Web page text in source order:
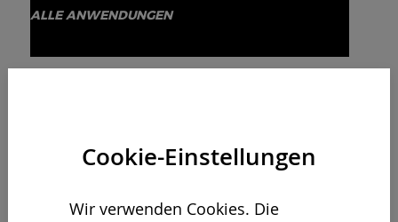
Cookie-Einstellungen
Wir verwenden Cookies. Die
ALLE ANWENDUNGEN
SMART SHREDDING
Slow Speed Shredder Line